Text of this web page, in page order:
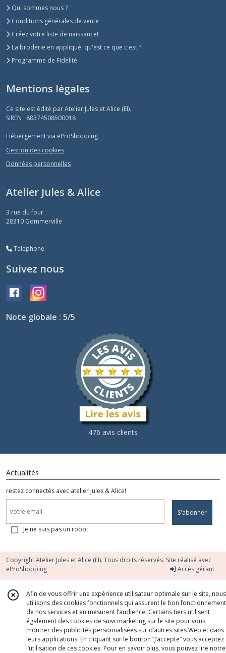
Qui sommes nous ?
Conditions générales de vente
Créez votre liste de naissance!
La broderie en appliqué: qu'est ce que c'est ?
Programme de Fidélité
Mentions légales
Ce site est édité par Atelier Jules et Alice (EI).
SIREN : 88374508500018
Hébergement via eProShopping
Gestion des cookies
Données personnelles
Atelier Jules & Alice
3 rue du four
28310 Gommerville
Téléphone
Suivez nous
Note globale : 5/5
476 avis clients
Actualités
restez connectés avec atelier Jules & Alice!
S'abonner
Je ne suis pas un robot
Copyright Atelier Jules et Alice (EI). Tous droits réservés. Site réalisé avec
eProShopping
Accès gérant
Afin de vous offrir une expérience utilisateur optimale sur le site, nous
utilisons des cookies fonctionnels qui assurent le bon fonctionnement
de nos services et en mesurent l’audience. Certains tiers utilisent
également des cookies de suivi marketing sur le site pour vous
montrer des publicités personnalisées sur d’autres sites Web et dans
leurs applications. En cliquant sur le bouton “J’accepte” vous acceptez
l’utilisation de ces cookies. Pour en savoir plus, vous pouvez lire notre